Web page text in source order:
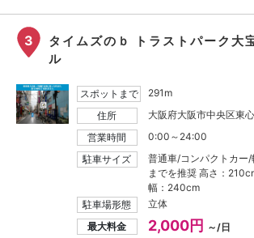
3
タイムズのｂ トラストパーク大
ル
スポットまで
291m
住所
大阪府大阪市中央区東
営業時間
0:00～24:00
駐車サイズ
普通車/コンパクトカー
までを推奨 高さ：
幅：240cm
駐車場形態
立体
最大料金
2,000円 ～/日